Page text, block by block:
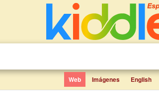
Web Imágenes English